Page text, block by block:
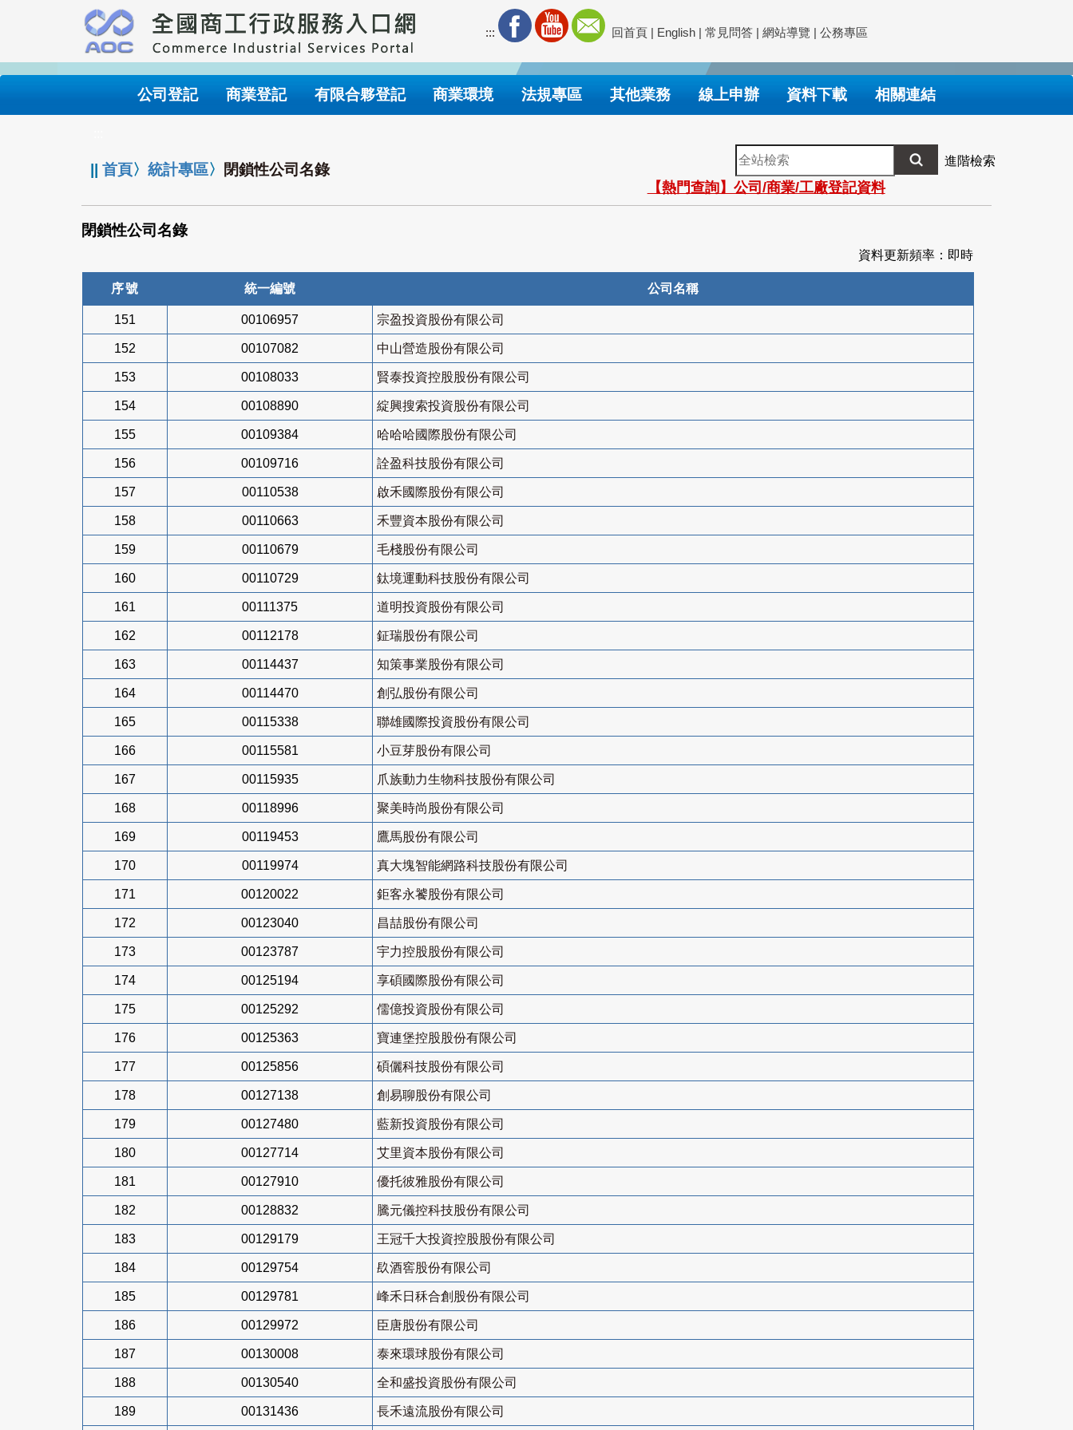
要
內
::: 回首頁 | English | 常見問答 | 網站導覽 | 公務專區
公司登記 商業登記 有限合夥登記 商業環境 法規專區 其他業務 線上申辦 資料下載 相關連結
||首頁〉統計專區〉 閉鎖性公司名錄
全
站
檢
索
進階檢索
【熱門查詢】公司/商業/工廠登記資料
閉鎖性公司名錄
資料更新頻率：即時
序號 統一編號 公司名稱
151 00106957 宗盈投資股份有限公司
152 00107082 中山營造股份有限公司
153 00108033 賢泰投資控股股份有限公司
154 00108890 綻興搜索投資股份有限公司
155 00109384 哈哈哈國際股份有限公司
156 00109716 詮盈科技股份有限公司
157 00110538 啟禾國際股份有限公司
158 00110663 禾豐資本股份有限公司
159 00110679 毛棧股份有限公司
160 00110729 鈦境運動科技股份有限公司
161 00111375 道明投資股份有限公司
162 00112178 鉦瑞股份有限公司
163 00114437 知策事業股份有限公司
164 00114470 創弘股份有限公司
165 00115338 聯雄國際投資股份有限公司
166 00115581 小豆芽股份有限公司
167 00115935 爪族動力生物科技股份有限公司
168 00118996 聚美時尚股份有限公司
169 00119453 鷹馬股份有限公司
170 00119974 真大塊智能網路科技股份有限公司
171 00120022 鉅客永饕股份有限公司
172 00123040 昌喆股份有限公司
173 00123787 宇力控股股份有限公司
174 00125194 享碩國際股份有限公司
175 00125292 儒億投資股份有限公司
176 00125363 寶連堡控股股份有限公司
177 00125856 碩儷科技股份有限公司
178 00127138 創易聊股份有限公司
179 00127480 藍新投資股份有限公司
180 00127714 艾里資本股份有限公司
181 00127910 優托彼雅股份有限公司
182 00128832 騰元儀控科技股份有限公司
183 00129179 王冠千大投資控股股份有限公司
184 00129754 镹酒窖股份有限公司
185 00129781 峰禾日秝合創股份有限公司
186 00129972 臣唐股份有限公司
187 00130008 泰來環球股份有限公司
188 00130540 全和盛投資股份有限公司
189 00131436 長禾遠流股份有限公司